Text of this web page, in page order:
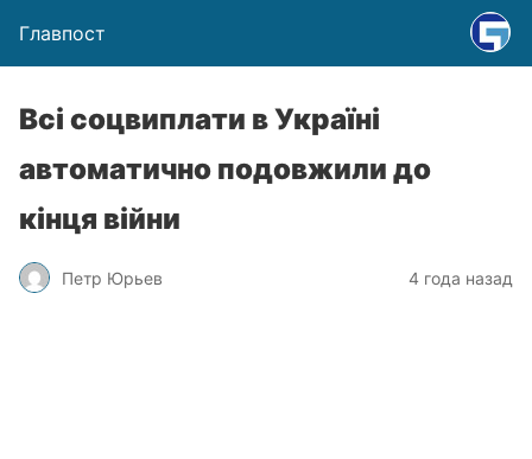
Главпост
Всі соцвиплати в Україні
автоматично подовжили до
кінця війни
Петр Юрьев 4 года назад